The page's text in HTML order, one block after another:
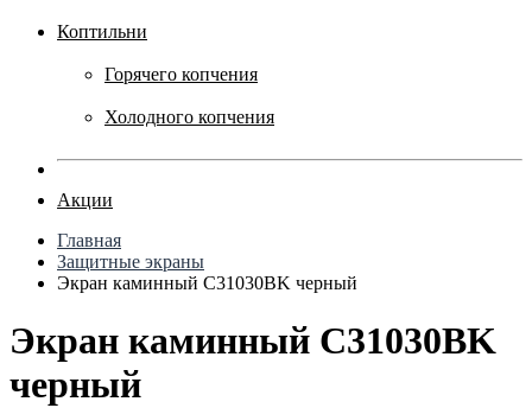
Коптильни
Горячего копчения
Холодного копчения
Акции
Главная
Защитные экраны
Экран каминный C31030BK черный
Экран каминный C31030BK
черный